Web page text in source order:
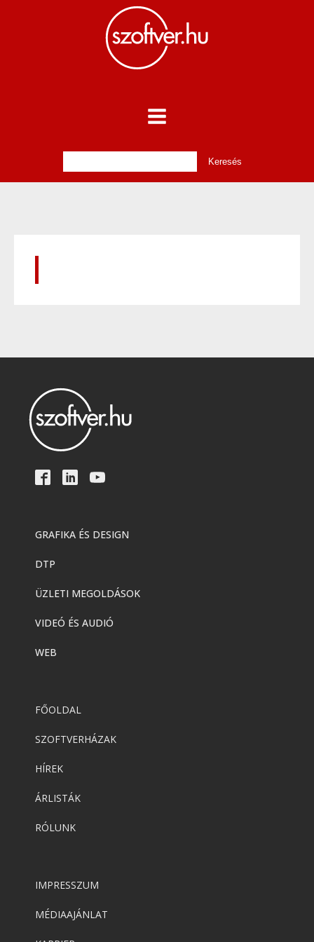
GRAFIKA ÉS DESIGN
DTP
ÜZLETI MEGOLDÁSOK
VIDEÓ ÉS AUDIÓ
WEB
FŐOLDAL
SZOFTVERHÁZAK
HÍREK
ÁRLISTÁK
RÓLUNK
IMPRESSZUM
MÉDIAAJÁNLAT